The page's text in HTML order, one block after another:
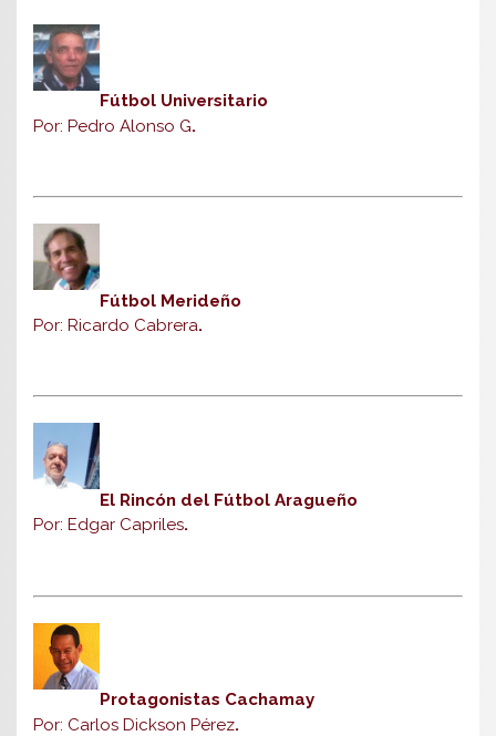
Fútbol Universitario
Por: Pedro Alonso G.
Fútbol Merideño
Por: Ricardo Cabrera.
El Rincón del Fútbol Aragueño
Por: Edgar Capriles.
Protagonistas Cachamay
Por: Carlos Dickson Pérez.